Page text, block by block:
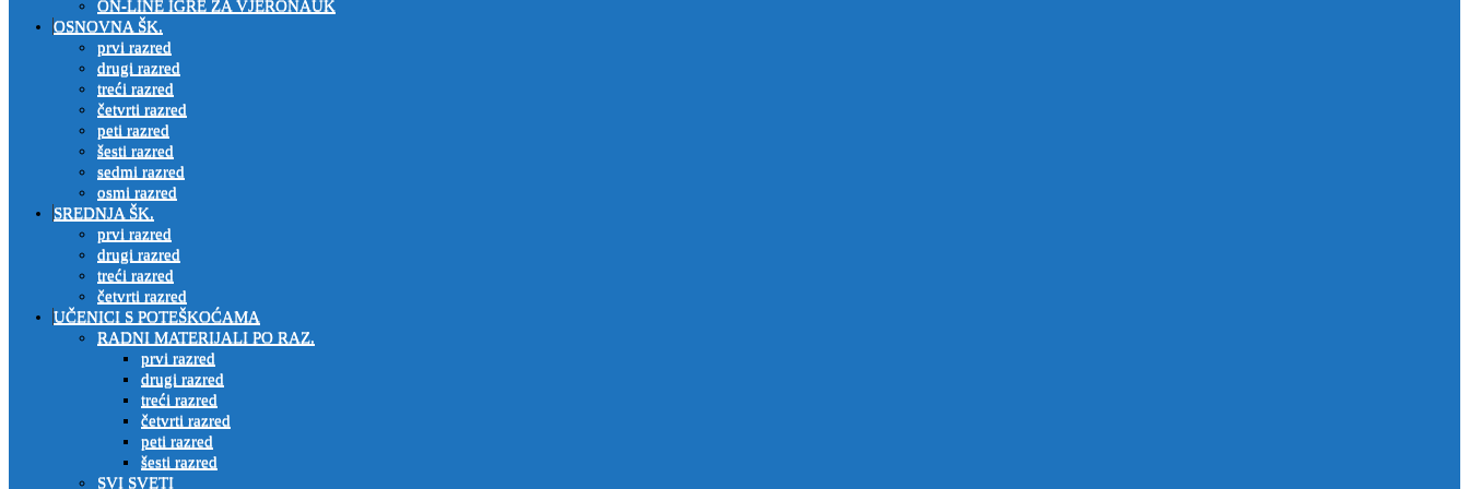
ON-LINE IGRE ZA VJERONAUK
OSNOVNA ŠK.
prvi razred
drugi razred
treći razred
četvrti razred
peti razred
šesti razred
sedmi razred
osmi razred
SREDNJA ŠK.
prvi razred
drugi razred
treći razred
četvrti razred
UČENICI S POTEŠKOĆAMA
RADNI MATERIJALI PO RAZ.
prvi razred
drugi razred
treći razred
četvrti razred
peti razred
šesti razred
SVI SVETI